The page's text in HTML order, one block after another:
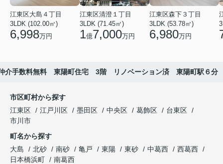
江東区大島４丁目
3LDK (102.00㎡)
6,998万円
江東区清澄１丁目
3LDK (71.45㎡)
1億7,000万円
江東区森下３丁目
3LDK (53.78㎡)
6,980万円
介手数料無料 東陽町住宅 3階 リノベーション済 東陽町駅６分
市区町村から探す
江東区
江戸川区 墨田区 中央区 葛飾区
台東区
市川市
町名から探す
大島
北砂 南砂 亀戸 東陽 東砂 中葛西
西葛西
日本橋浜町
南葛西